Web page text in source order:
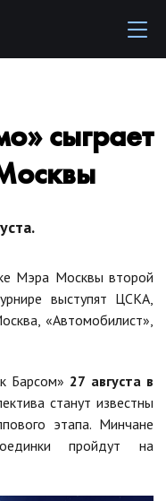
сыграет
Мэра Москвы второй
выступят ЦСКА,
«Автомобилист»,
Барсом» 27 августа в
станут известны
этапа. Минчане
пройдут на